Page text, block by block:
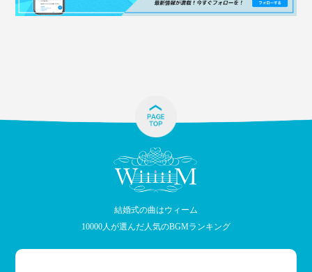
結婚式の曲はウィーム
10000人が選んだ人気のBGMランキング